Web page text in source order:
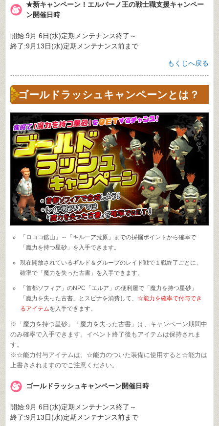
★新キャンペーン！エルバーノ王の戦士職支援キャンペー
ン開催日時
開始:9月 6日(水)定期メンテナンス終了～
終了:9月13日(水)定期メンテナンス前まで
もくじへ戻る
ゴールドラッシュキャンペーンとは？
「ロココ鉱山」～「キルーア荒原」までの採掘ポイントから確率で
「魔力を持つ星砂」を入手できます。
現在開放されているギルド＆グループのレイド戦で１戦終了ごとに、
確率で「魔力を失った古書」を入手できます。
「首都ソフィア」のNPC「エルア」の便利屋で「魔力を持つ星砂」
「魔力を失った古書」とスピナを消費して、 ☆能力を確率で付与でき
るアイテムを入手できます。
※「魔力を持つ星砂」「魔力を失った古書」は、キャンペーン期間中
のみ確率で入手できます。イベント終了後もアイテムは保持されま
す。
※☆能力付与アイテムは、☆能力のついた装備に使用すると☆能力は
上書きされますのでご注意ください。
ゴールドラッシュキャンペーン開催日時
開始:9月 6日(水)定期メンテナンス終了～
終了:9月13日(水)定期メンテナンス前まで